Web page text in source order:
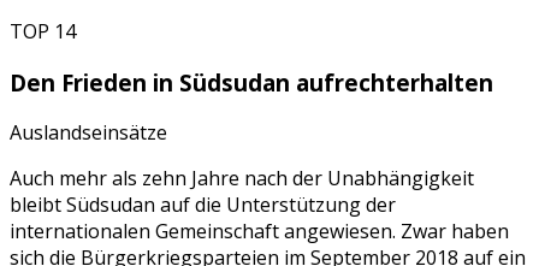
TOP 14
Den Frieden in Südsudan aufrechterhalten
Auslandseinsätze
Auch mehr als zehn Jahre nach der Unabhängigkeit
bleibt Südsudan auf die Unterstützung der
internationalen Gemeinschaft angewiesen. Zwar haben
sich die Bürgerkriegsparteien im September 2018 auf ein